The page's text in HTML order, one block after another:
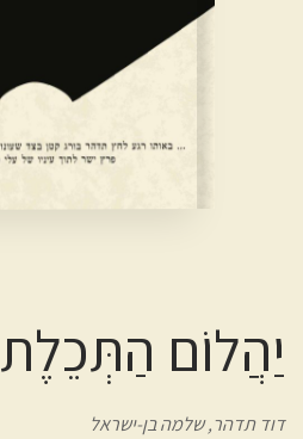
יַהֲלוֹם הַתְּכֵלֶת
דוד תדהר,שלמה בן-ישראל